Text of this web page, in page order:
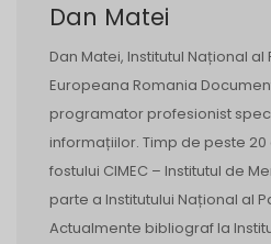
Dan Matei
Dan Matei, Institutul Național al
Europeana Romania
programator profesionist
informațiilor. Timp de peste
fostului CIMEC – Institutul de
parte a Institutului Național al
Actualmente bibliograf la